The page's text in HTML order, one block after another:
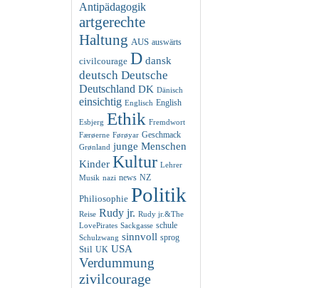
Antipädagogik
artgerechte
Haltung AUS auswärts
civilcourage D dansk
deutsch Deutsche
Deutschland DK Dänisch
einsichtig Englisch English
Esbjerg Ethik Fremdwort
Færøerne Førøyar Geschmack
Grønland junge Menschen
Kinder Kultur Lehrer
Musik nazi news NZ
Philiosophie Politik
Reise Rudy jr. Rudy jr.&The
LovePirates Sackgasse schule
Schulzwang sinnvoll sprog
Stil UK USA
Verdummung
zivilcourage